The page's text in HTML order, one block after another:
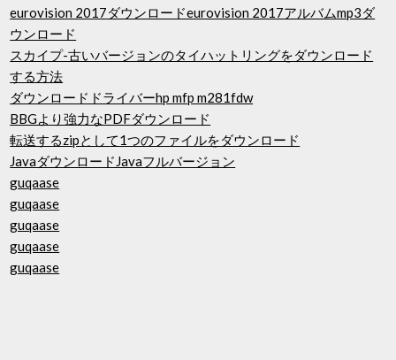
eurovision 2017ダウンロードeurovision 2017アルバムmp3ダ
ウンロード
スカイプ-古いバージョンのタイハットリングをダウンロード
する方法
ダウンロードドライバーhp mfp m281fdw
BBGより強力なPDFダウンロード
転送するzipとして1つのファイルをダウンロード
JavaダウンロードJavaフルバージョン
guqaase
guqaase
guqaase
guqaase
guqaase